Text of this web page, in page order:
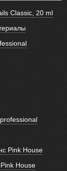
Classic, 20 ml
Pink House
House